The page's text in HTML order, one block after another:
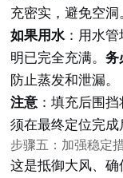
充密实，避免空洞
如果用水：用水管
明已完全充满。务
防止蒸发和泄漏。
注意 ：填充后围
须在最终定位完成
步骤五：加强稳定
这是抵御大风、确